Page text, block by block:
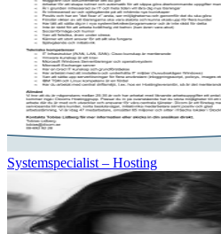
Systemspecialist – Hosting